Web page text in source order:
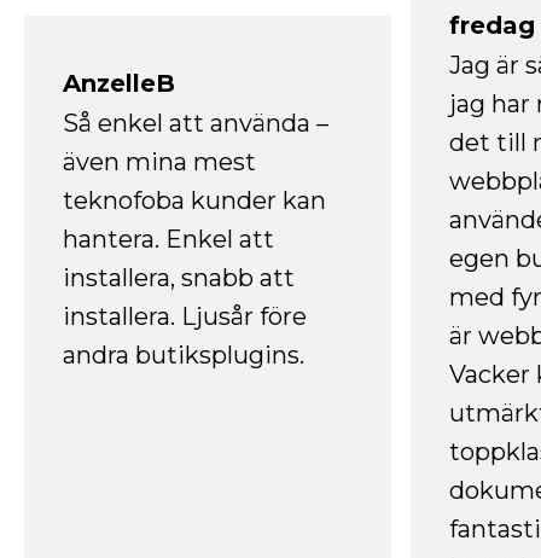
AnzelleB
Så enkel att använda –
även mina mest
teknofoba kunder kan
hantera. Enkel att
installera, snabb att
installera. Ljusår före
andra butiksplugins.
fredag
Jag är
jag
det till
egen
med
är
Vacker